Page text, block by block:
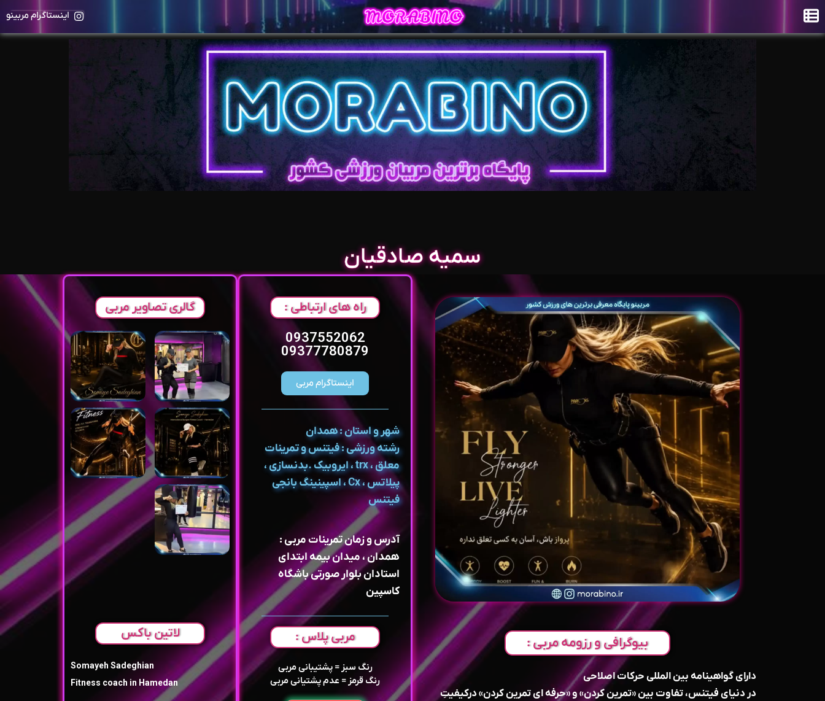
اینستاگرام مربینو
سمیه صادقیان
بیوگرافی و رزومه مربی :
دارای گواهینامه بین المللی حرکات اصلاحی
در دنياى فيتنس، تفاوت بين «تمرين كردن» و «حرفه اى تمرين كردن» دركيفيتِ
راه های ارتباطی :
0937552062
09377780879
اینستاگرام مربی
شهر و استان : همدان
رشته ورزشی : فیتنس و تمرینات
معلق ، trx ، ایروبیک .بدنسازی ،
پیلاتس ، Cx ، اسپینینگ بانجی
فیتنس
آدرس و زمان تمرینات مربی :
همدان ، میدان بیمه ابتدای
استادان بلوار صورتی باشگاه
کاسپین
مربی پلاس :
رنگ سبز = پشتیبانی مربی
رنگ قرمز = عدم پشتیانی مربی
گالری تصاویر مربی
لاتین باکس
Somayeh Sadeghian
Fitness coach in Hamedan